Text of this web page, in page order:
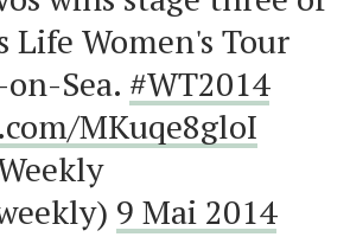
Life Women's Tour
Sea. #WT2014
MKuqe8gloI
9 Mai 2014